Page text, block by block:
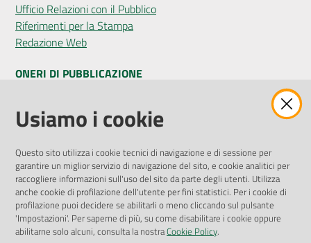
Ufficio Relazioni con il Pubblico
Riferimenti per la Stampa
Redazione Web
ONERI DI PUBBLICAZIONE
Amministrazione Trasparente
Pubblicità legale
Privacy Policy
Attuazione Misure PNRR
Liste di Attesa
ENTI, IMPRESE E PARTNER
Usiamo i cookie
Questo sito utilizza i cookie tecnici di navigazione e di sessione per
garantire un miglior servizio di navigazione del sito, e cookie analitici per
raccogliere informazioni sull'uso del sito da parte degli utenti. Utilizza
anche cookie di profilazione dell'utente per fini statistici. Per i cookie di
profilazione puoi decidere se abilitarli o meno cliccando sul pulsante
'Impostazioni'. Per saperne di più, su come disabilitare i cookie oppure
abilitarne solo alcuni, consulta la nostraCookie Policy.